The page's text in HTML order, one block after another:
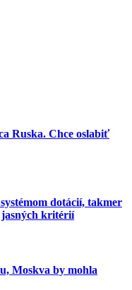
Ruska. Chce oslabiť
dotácií, takmer
jasných kritérií
Moskva by mohla